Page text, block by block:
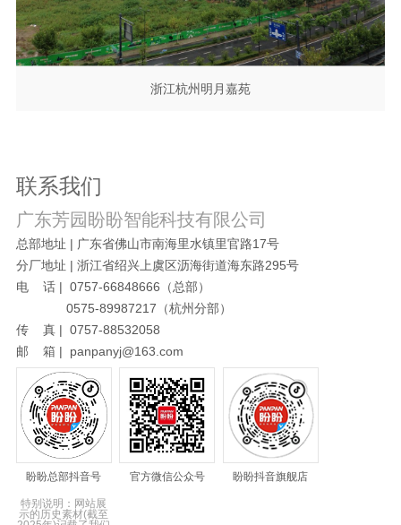
浙江杭州明月嘉苑
联系我们
广东芳园盼盼智能科技有限公司
总部地址 | 广东省佛山市南海里水镇里官路17号
分厂地址 | 浙江省绍兴上虞区沥海街道海东路295号
电 话 | 0757-66848666（总部）
0575-89987217（杭州分部）
传 真 | 0757-88532058
邮 箱 | panpanyj@163.com
盼盼总部抖音号 官方微信公众号 盼盼抖音旗舰店
特别说明：网站展
示的历史素材(截至